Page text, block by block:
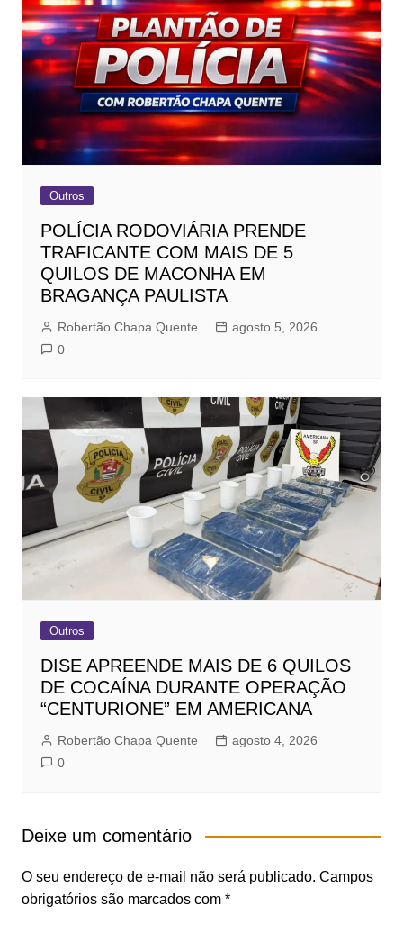
Outros
POLÍCIA RODOVIÁRIA PRENDE
TRAFICANTE COM MAIS DE 5
QUILOS DE MACONHA EM
BRAGANÇA PAULISTA
Robertão Chapa Quente
agosto 5, 2026
0
Outros
DISE APREENDE MAIS DE 6 QUILOS
DE COCAÍNA DURANTE OPERAÇÃO
“CENTURIONE” EM AMERICANA
Robertão Chapa Quente
agosto 4, 2026
0
Deixe um comentário
O seu endereço de e-mail não será publicado. Campos
obrigatórios são marcados com *